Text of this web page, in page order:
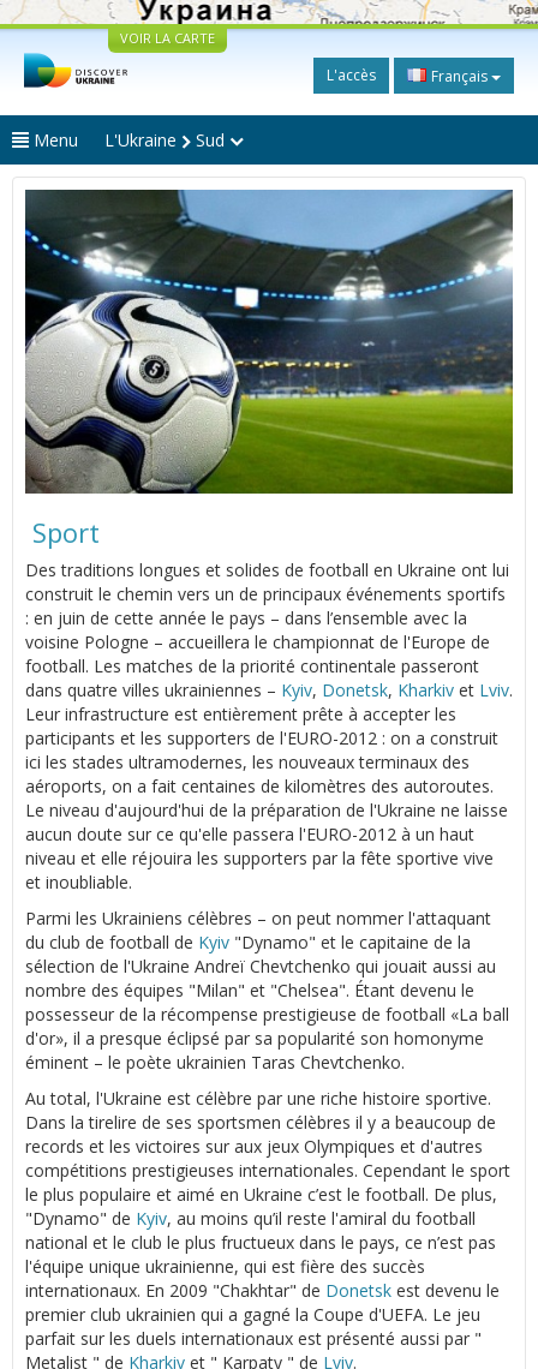
VOIR LA CARTE
L'accès Français
Menu L'Ukraine Sud
Sport
Des traditions longues et solides de football en Ukraine ont lui
construit le chemin vers un de principaux événements sportifs
: en juin de cette année le pays – dans l’ensemble avec la
voisine Pologne – accueillera le championnat de l'Europe de
football. Les matches de la priorité continentale passeront
dans quatre villes ukrainiennes – Kyiv, Donetsk, Kharkiv et Lviv.
Leur infrastructure est entièrement prête à accepter les
participants et les supporters de l'EURO-2012 : on a construit
ici les stades ultramodernes, les nouveaux terminaux des
aéroports, on a fait centaines de kilomètres des autoroutes.
Le niveau d'aujourd'hui de la préparation de l'Ukraine ne laisse
aucun doute sur ce qu'elle passera l'EURO-2012 à un haut
niveau et elle réjouira les supporters par la fête sportive vive
et inoubliable.
Parmi les Ukrainiens célèbres – on peut nommer l'attaquant
du club de football de Kyiv "Dynamo" et le capitaine de la
sélection de l'Ukraine Andreï Chevtchenko qui jouait aussi au
nombre des équipes "Milan" et "Chelsea". Étant devenu le
possesseur de la récompense prestigieuse de football «La ball
d'or», il a presque éclipsé par sa popularité son homonyme
éminent – le poète ukrainien Taras Chevtchenko.
Au total, l'Ukraine est célèbre par une riche histoire sportive.
Dans la tirelire de ses sportsmen célèbres il y a beaucoup de
records et les victoires sur aux jeux Olympiques et d'autres
compétitions prestigieuses internationales. Cependant le sport
le plus populaire et aimé en Ukraine c’est le football. De plus,
"Dynamo" de Kyiv, au moins qu’il reste l'amiral du football
national et le club le plus fructueux dans le pays, ce n’est pas
l'équipe unique ukrainienne, qui est fière des succès
internationaux. En 2009 "Chakhtar" de Donetsk est devenu le
premier club ukrainien qui a gagné la Coupe d'UEFA. Le jeu
parfait sur les duels internationaux est présenté aussi par "
Metalist " de Kharkiv et " Karpaty " de Lviv.